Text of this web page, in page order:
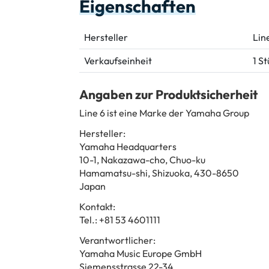
Eigenschaften
Hersteller
Verkaufseinheit
1
Angaben zur Produktsicherheit
Line 6 ist eine Marke der Yamaha Group
Hersteller:
Yamaha Headquarters
10-1, Nakazawa-cho, Chuo-ku
Hamamatsu-shi, Shizuoka, 430-8650
Japan
Kontakt:
Tel.: +81 53 4601111
Verantwortlicher:
Yamaha Music Europe GmbH
Siemensstrasse 22-34